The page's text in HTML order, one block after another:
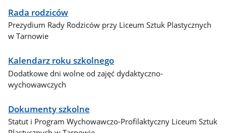
Rada rodziców
Prezydium Rady Rodziców przy Liceum Sztuk Plastycznych
w Tarnowie
Kalendarz roku szkolnego
Dodatkowe dni wolne od zajęć dydaktyczno-
wychowawczych
Dokumenty szkolne
Statut i Program Wychowawczo-Profilaktyczny Liceum Sztuk